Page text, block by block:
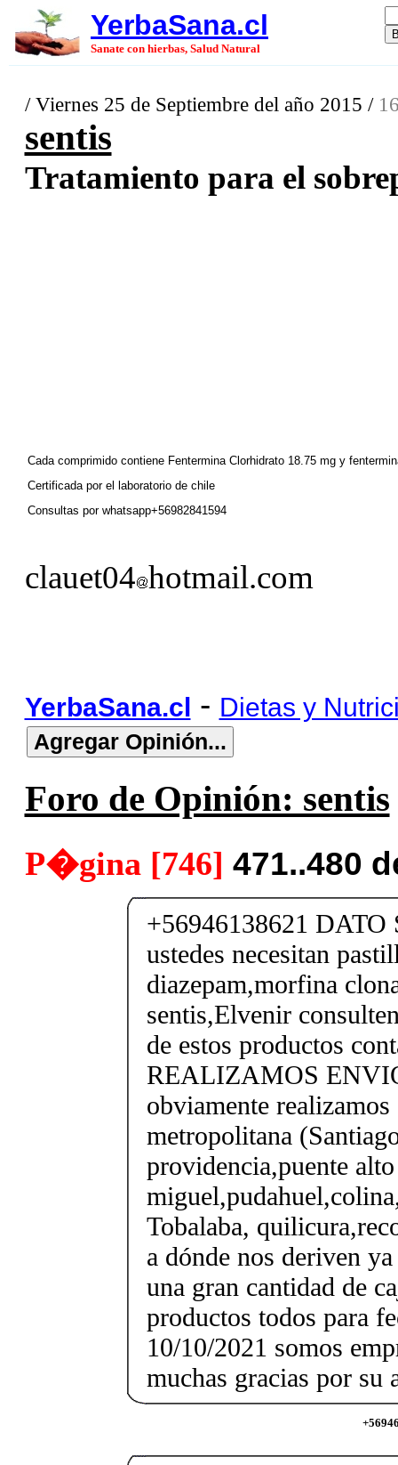
YerbaSana.cl
Sanate con hierbas, Salud Natural
/ Viernes 25 de Septiembre del año 2015 /
sentis
Tratamiento para el
Cada comprimido contiene Fentermina Clorhidrato 18.75 mg y
Certificada por el laboratorio de chile
Consultas por whatsapp+56982841594
clauet04 hotmail.com
YerbaSana.cl - Dietas y
Foro de Opinión: sentis
P�gina [746] 471..480
+56946138621 DATO
ustedes necesitan
diazepam,morfina
sentis,Elvenir
de estos productos
REALIZAMOS
obviamente
metropolitana
providencia,puente
Tobalaba,
a dónde nos deriven
una gran cantidad de
productos todos para
10/10/2021 somos
muchas gracias por su